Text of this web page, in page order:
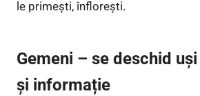
le primești, înflorești.
Gemeni – se deschid
și informație